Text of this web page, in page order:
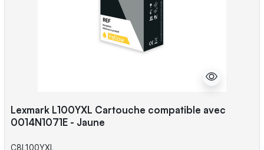
Lexmark L100YXL Cartouche compatible avec
0014N1071E - Jaune
C8L100YXL